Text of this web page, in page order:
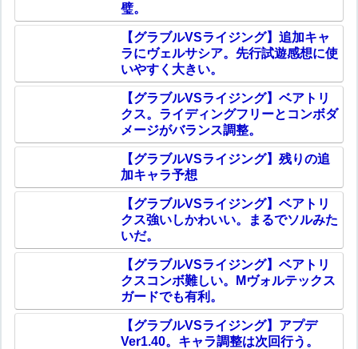
璧。
【グラブルVSライジング】追加キャ
ラにヴェルサシア。先行試遊感想に使
いやすく大きい。
【グラブルVSライジング】ベアトリ
クス。ライディングフリーとコンボダ
メージがバランス調整。
【グラブルVSライジング】残りの追
加キャラ予想
【グラブルVSライジング】ベアトリ
クス強いしかわいい。まるでソルみた
いだ。
【グラブルVSライジング】ベアトリ
クスコンボ難しい。Mヴォルテックス
ガードでも有利。
【グラブルVSライジング】アプデ
Ver1.40。キャラ調整は次回行う。